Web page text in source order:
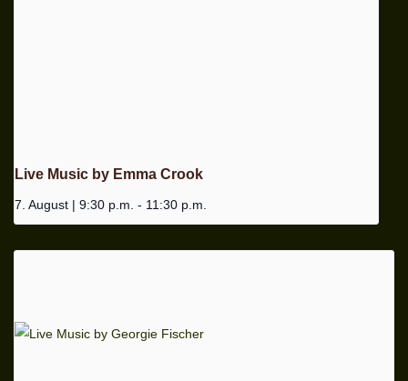
Live Music by Emma Crook
7. August | 9:30 p.m. - 11:30 p.m.